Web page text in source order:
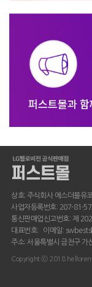
상호: 주식회사 에스더블유
사업자등록번호: 207-81-
통신판매업신고번호: 제
대표번호: 이메일:
주소: 서울특별시 금천구
Copyright ⓒ 2018